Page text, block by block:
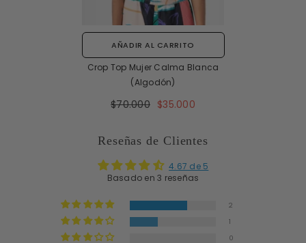
AÑADIR AL CARRITO
Crop Top Mujer Calma Blanca
(Algodón)
$70.000 $35.000
Reseñas de Clientes
4.67 de 5
Basado en 3 reseñas
2
1
0